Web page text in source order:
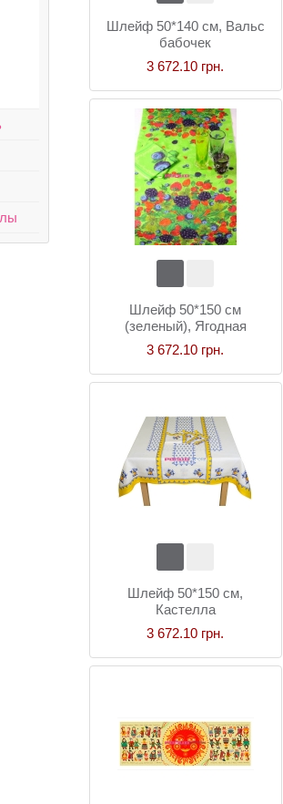
Шлейф 50*140 см, Вальс
бабочек
3 672.10 грн.
Шлейф 50*150 см
(зеленый), Ягодная
рапсодия
3 672.10 грн.
Шлейф 50*150 см,
Кастелла
3 672.10 грн.